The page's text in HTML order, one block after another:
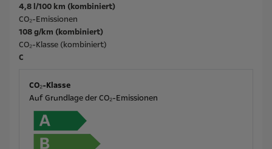
4,8 l/100 km (kombiniert)
CO₂-Emissionen
108 g/km (kombiniert)
CO₂-Klasse (kombiniert)
C
CO₂-Klasse
Auf Grundlage der CO₂-Emissionen